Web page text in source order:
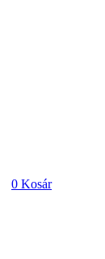
0 Kosár